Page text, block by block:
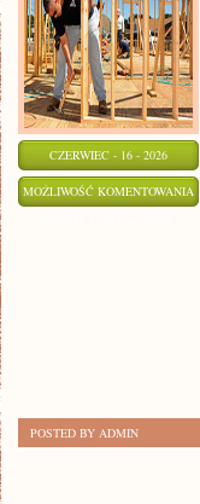
CZERWIEC - 16 - 2026
MOŻLIWOŚĆ KOMENTOWANIA
POSTED BY ADMIN